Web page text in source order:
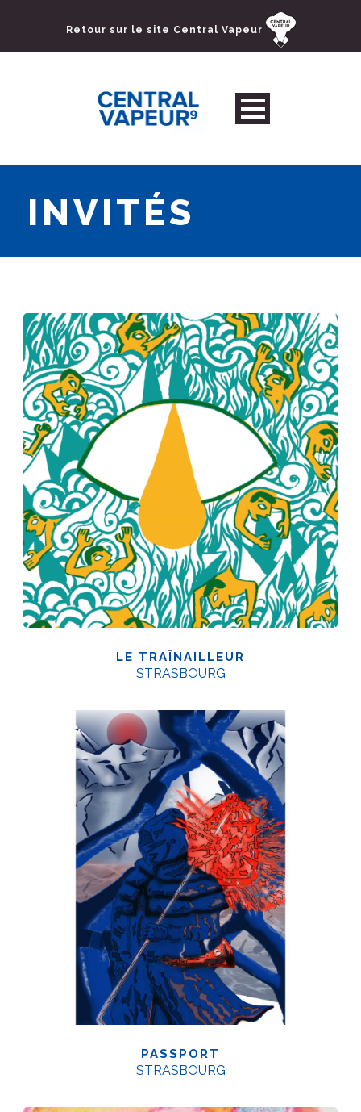
Retour sur le site Central Vapeur
INVITÉS
LE TRAÎNAILLEUR
STRASBOURG
PASSPORT
STRASBOURG